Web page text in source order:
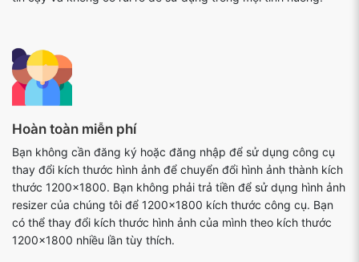
Hoàn toàn miễn phí
Bạn không cần đăng ký hoặc đăng nhập để sử dụng công cụ
thay đổi kích thước hình ảnh để chuyển đổi hình ảnh thành kích
thước 1200x1800. Bạn không phải trả tiền để sử dụng hình ảnh
resizer của chúng tôi để 1200x1800 kích thước công cụ. Bạn
có thể thay đổi kích thước hình ảnh của mình theo kích thước
1200x1800 nhiều lần tùy thích.